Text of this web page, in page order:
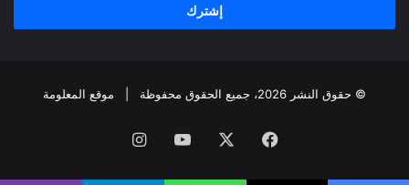
© حقوق النشر 2026، جميع الحقوق محفوظة | موقع المعلومة
فيسبوك يوتيوبانستقرام